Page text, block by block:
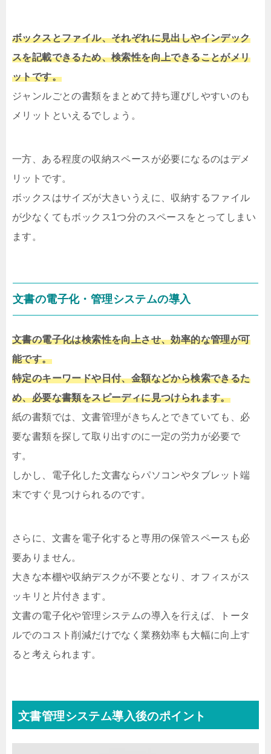
ボックスとファイル、それぞれに見出しやインデック
スを記載できるため、検索性を向上できることがメリ
ットです。
ジャンルごとの書類をまとめて持ち運びしやすいのも
メリットといえるでしょう。
一方、ある程度の収納スペースが必要になるのはデメ
リットです。
ボックスはサイズが大きいうえに、収納するファイル
が少なくてもボックス1つ分のスペースをとってしまい
ます。
文書の電子化・管理システムの導入
文書の電子化は検索性を向上させ、効率的な管理が可
能です。
特定のキーワードや日付、金額などから検索できるた
め、必要な書類をスピーディに見つけられます。
紙の書類では、文書管理がきちんとできていても、必
要な書類を探して取り出すのに一定の労力が必要で
す。
しかし、電子化した文書ならパソコンやタブレット端
末ですぐ見つけられるのです。
さらに、文書を電子化すると専用の保管スペースも必
要ありません。
大きな本棚や収納デスクが不要となり、オフィスがス
ッキリと片付きます。
文書の電子化や管理システムの導入を行えば、トータ
ルでのコスト削減だけでなく業務効率も大幅に向上す
ると考えられます。
文書管理システム導入後のポイント